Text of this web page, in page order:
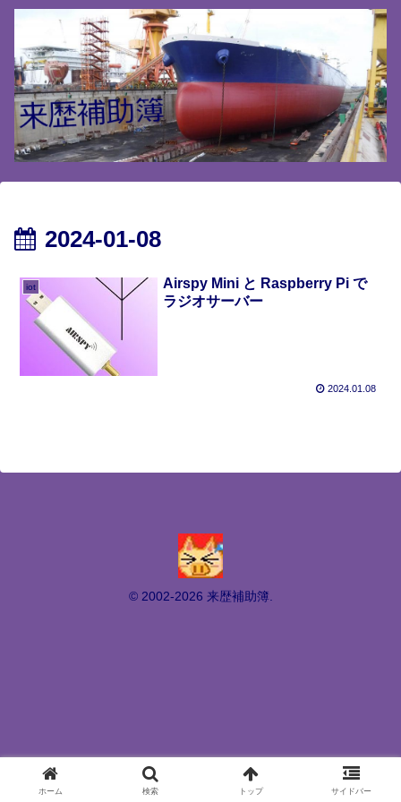
2024-01-08
iot
Airspy Mini と Raspberry Pi で
ラジオサーバー
2024.01.08
© 2002-2026 来歴補助簿.
ホーム 検索 トップ サイドバー